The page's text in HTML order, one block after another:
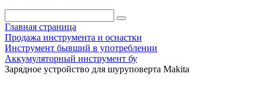
Главная страница
Продажа инструмента и оснастки
Инструмент бывший в употреблении
Аккумуляторный инструмент бу
Зарядное устройство для шуруповерта Makita